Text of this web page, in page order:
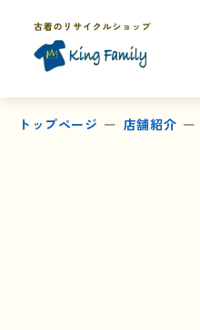
トップページ 店舗紹介